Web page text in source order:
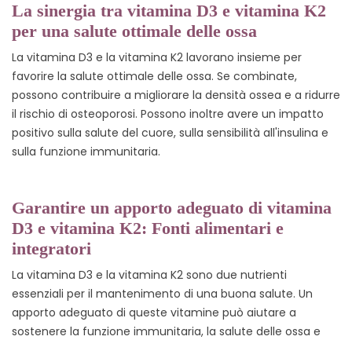
La sinergia tra vitamina D3 e vitamina K2
per una salute ottimale delle ossa
La vitamina D3 e la vitamina K2 lavorano insieme per
favorire la salute ottimale delle ossa. Se combinate,
possono contribuire a migliorare la densità ossea e a ridurre
il rischio di osteoporosi. Possono inoltre avere un impatto
positivo sulla salute del cuore, sulla sensibilità all'insulina e
sulla funzione immunitaria.
Garantire un apporto adeguato di vitamina
D3 e vitamina K2: Fonti alimentari e
integratori
La vitamina D3 e la vitamina K2 sono due nutrienti
essenziali per il mantenimento di una buona salute. Un
apporto adeguato di queste vitamine può aiutare a
sostenere la funzione immunitaria, la salute delle ossa e